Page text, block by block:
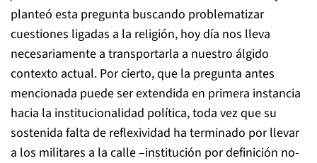
planteó esta pregunta buscando problematizar
cuestiones ligadas a la religión, hoy día nos lleva
necesariamente a transportarla a nuestro álgido
contexto actual. Por cierto, que la pregunta antes
mencionada puede ser extendida en primera instancia
hacia la institucionalidad política, toda vez que su
sostenida falta de reflexividad ha terminado por llevar
a los militares a la calle –institución por definición no-